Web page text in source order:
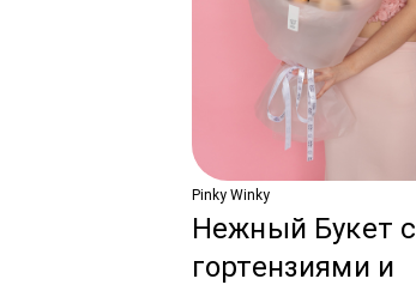
Pinky Winky
Нежный Букет с
гортензиями и